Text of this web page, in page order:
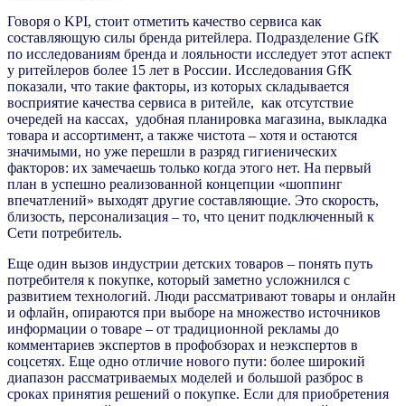
Говоря о KPI, стоит отметить качество сервиса как
составляющую силы бренда ритейлера. Подразделение GfK
по исследованиям бренда и лояльности исследует этот аспект
у ритейлеров более 15 лет в России. Исследования GfK
показали, что такие факторы, из которых складывается
восприятие качества сервиса в ритейле, как отсутствие
очередей на кассах, удобная планировка магазина, выкладка
товара и ассортимент, а также чистота – хотя и остаются
значимыми, но уже перешли в разряд гигиенических
факторов: их замечаешь только когда этого нет. На первый
план в успешно реализованной концепции «шоппинг
впечатлений» выходят другие составляющие. Это скорость,
близость, персонализация – то, что ценит подключенный к
Сети потребитель.
Еще один вызов индустрии детских товаров – понять путь
потребителя к покупке, который заметно усложнился с
развитием технологий. Люди рассматривают товары и онлайн
и офлайн, опираются при выборе на множество источников
информации о товаре – от традиционной рекламы до
комментариев экспертов в профобзорах и неэкспертов в
соцсетях. Еще одно отличие нового пути: более широкий
диапазон рассматриваемых моделей и большой разброс в
сроках принятия решений о покупке. Если для приобретения